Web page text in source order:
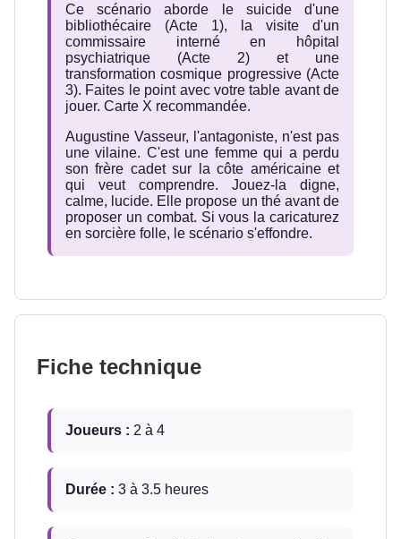
Ce scénario aborde le suicide d'une
bibliothécaire (Acte 1), la visite d'un
commissaire interné en hôpital
psychiatrique (Acte 2) et une
transformation cosmique progressive (Acte
3). Faites le point avec votre table avant de
jouer. Carte X recommandée.
Augustine Vasseur, l'antagoniste, n'est pas
une vilaine. C'est une femme qui a perdu
son frère cadet sur la côte américaine et
qui veut comprendre. Jouez-la digne,
calme, lucide. Elle propose un thé avant de
proposer un combat. Si vous la caricaturez
en sorcière folle, le scénario s'effondre.
Fiche technique
Joueurs : 2 à 4
Durée : 3 à 3.5 heures